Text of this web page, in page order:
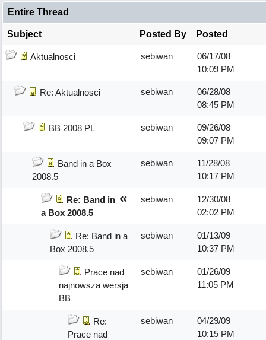
Entire Thread
Subject Posted By Posted
Aktualnosci sebiwan
06/17/08
10:09 PM
Re: Aktualnosci sebiwan
06/28/08
08:45 PM
BB 2008 PL sebiwan
09/26/08
09:07 PM
Band in a Box
2008.5
sebiwan
11/28/08
10:17 PM
Re: Band in
a Box 2008.5
sebiwan
12/30/08
02:02 PM
Re: Band in a
Box 2008.5
sebiwan
01/13/09
10:37 PM
Prace nad
najnowsza wersja
BB
sebiwan
01/26/09
11:05 PM
Re:
Prace nad
sebiwan
04/29/09
10:15 PM